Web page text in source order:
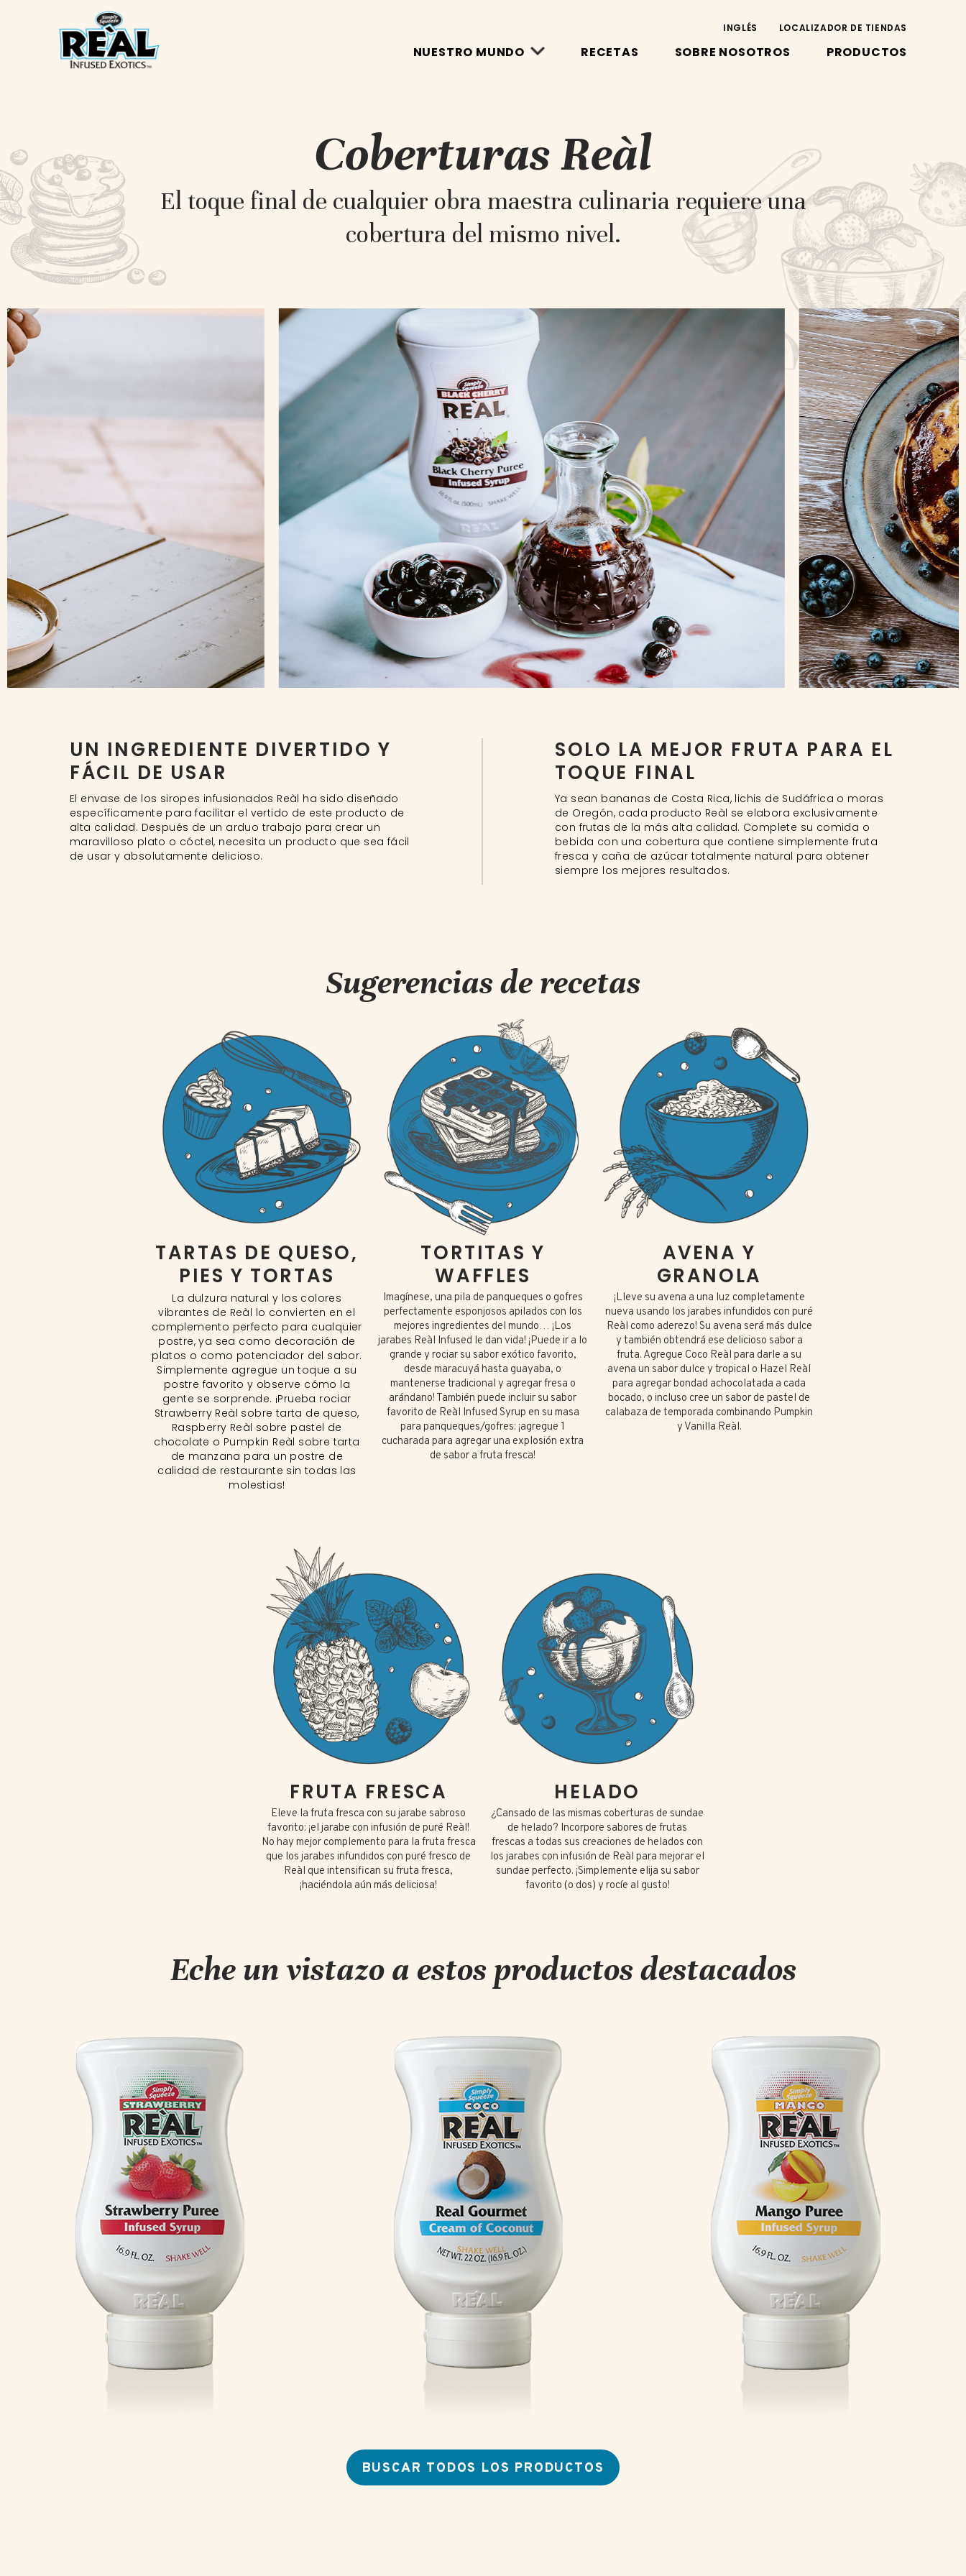
INGLÉS LOCALIZADOR DE TIENDAS
NUESTRO MUNDO RECETAS SOBRE NOSOTROS PRODUCTOS
Coberturas Reàl
El toque final de cualquier obra maestra culinaria requiere una
cobertura del mismo nivel.
UN INGREDIENTE DIVERTIDO Y
FÁCIL DE USAR
El envase de los siropes infusionados Reàl ha sido diseñado
específicamente para facilitar el vertido de este producto de
alta calidad. Después de un arduo trabajo para crear un
maravilloso plato o cóctel, necesita un producto que sea fácil
de usar y absolutamente delicioso.
SOLO LA MEJOR FRUTA PARA EL
TOQUE FINAL
Ya sean bananas de Costa Rica, lichis de Sudáfrica o moras
de Oregón, cada producto Reàl se elabora exclusivamente
con frutas de la más alta calidad. Complete su comida o
bebida con una cobertura que contiene simplemente fruta
fresca y caña de azúcar totalmente natural para obtener
siempre los mejores resultados.
Sugerencias de recetas
TARTAS DE QUESO,
PIES Y TORTAS
La dulzura natural y los colores
vibrantes de Reàl lo convierten en el
complemento perfecto para cualquier
postre, ya sea como decoración de
platos o como potenciador del sabor.
Simplemente agregue un toque a su
postre favorito y observe cómo la
gente se sorprende. ¡Prueba rociar
Strawberry Reàl sobre tarta de queso,
Raspberry Reàl sobre pastel de
chocolate o Pumpkin Reàl sobre tarta
de manzana para un postre de
calidad de restaurante sin todas las
molestias!
TORTITAS Y
WAFFLES
Imagínese, una pila de panqueques o gofres
perfectamente esponjosos apilados con los
mejores ingredientes del mundo… ¡Los
jarabes Reàl Infused le dan vida! ¡Puede ir a lo
grande y rociar su sabor exótico favorito,
desde maracuyá hasta guayaba, o
mantenerse tradicional y agregar fresa o
arándano! También puede incluir su sabor
favorito de Reàl Infused Syrup en su masa
para panqueques/gofres: ¡agregue 1
cucharada para agregar una explosión extra
de sabor a fruta fresca!
AVENA Y
GRANOLA
¡Lleve su avena a una luz completamente
nueva usando los jarabes infundidos con puré
Reàl como aderezo! Su avena será más dulce
y también obtendrá ese delicioso sabor a
fruta. Agregue Coco Reàl para darle a su
avena un sabor dulce y tropical o Hazel Reàl
para agregar bondad achocolatada a cada
bocado, o incluso cree un sabor de pastel de
calabaza de temporada combinando Pumpkin
y Vanilla Reàl.
FRUTA FRESCA
Eleve la fruta fresca con su jarabe sabroso
favorito: ¡el jarabe con infusión de puré Reàl!
No hay mejor complemento para la fruta fresca
que los jarabes infundidos con puré fresco de
Reàl que intensifican su fruta fresca,
¡haciéndola aún más deliciosa!
HELADO
¿Cansado de las mismas coberturas de sundae
de helado? Incorpore sabores de frutas
frescas a todas sus creaciones de helados con
los jarabes con infusión de Reàl para mejorar el
sundae perfecto. ¡Simplemente elija su sabor
favorito (o dos) y rocíe al gusto!
Eche un vistazo a estos productos destacados
BUSCAR TODOS LOS PRODUCTOS